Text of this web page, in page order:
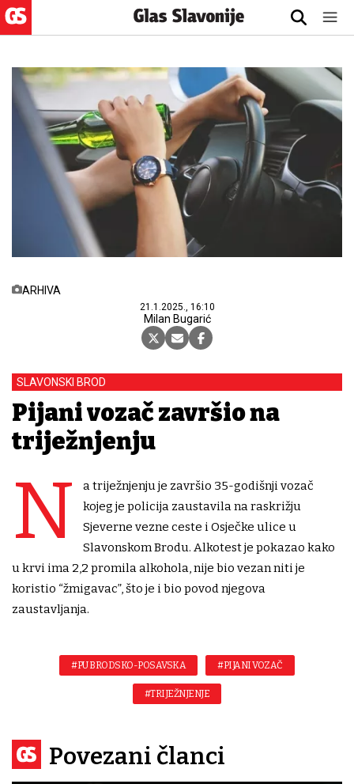
ARHIVA
21.1.2025., 16:10
Milan Bugarić
SLAVONSKI BROD
Pijani vozač završio na
triježnjenju
N
a triježnjenju je završio 35-godišnji vozač
kojeg je policija zaustavila na raskrižju
Sjeverne vezne ceste i Osječke ulice u
Slavonskom Brodu. Alkotest je pokazao kako
u krvi ima 2,2 promila alkohola, nije bio vezan niti je
koristio “žmigavac”, što je i bio povod njegova
zaustavljanja.
#PU BRODSKO-POSAVSKA #PIJANI VOZAČ
#TRIJEŽNJENJE
Povezani članci